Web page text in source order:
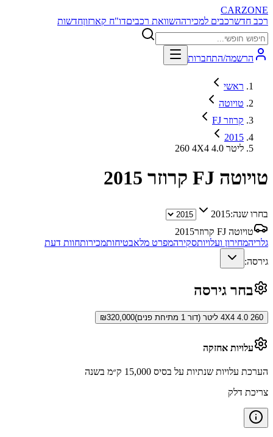
CARZONE
רכב חדשרכבים למכירההשוואת רכביםדו"ח קארזוןחדשות
הרשמה/התחברות
ראשי
טויוטה
FJ קרוזר
2015
260 4X4 4.0 ליטר
טויוטה FJ קרוזר 2015
בחרו שנה:2015
טויוטה FJ קרוזר
2015
גלריהמחירון ועלויותסקירהמפרט מלאבטיחותמכירותחוות דעת
גירסה:
בחר גירסה
260 4X4 4.0 ליטר (דור 1 מתיחת פנים) ₪320,000
עלויות אחזקה
הערכת עלויות שנתיות על בסיס 15,000 ק״מ בשנה
צריכת דלק